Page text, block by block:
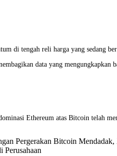
di tengah reli harga yang sedang
data yang
Ethereum atas Bitcoin telah
Pergerakan Bitcoin